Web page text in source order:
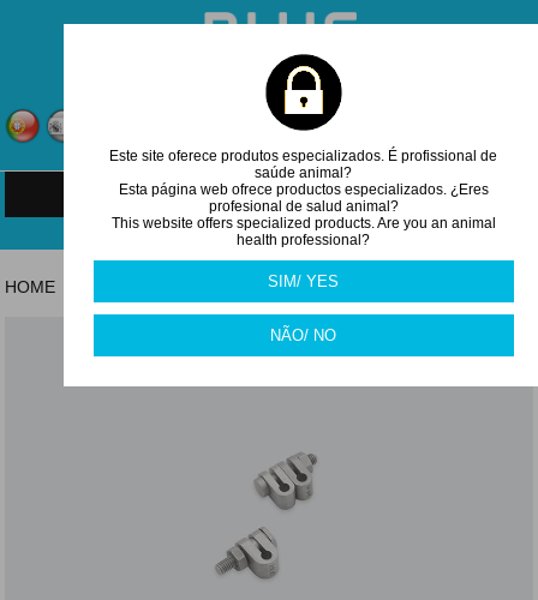
Este site oferece produtos especializados. É profissional de
saúde animal?
Esta página web ofrece productos especializados. ¿Eres
profesional de salud animal?
This website offers specialized products. Are you an animal
health professional?
SIM/ YES
NÃO/ NO
Entrar
Registar
MENU
HOME